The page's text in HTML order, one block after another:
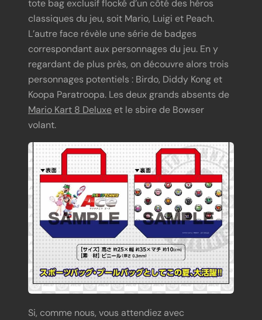
tote bag exclusif flocké d’un côté des héros
classiques du jeu, soit Mario, Luigi et Peach.
L’autre face révèle une série de badges
correspondant aux personnages du jeu. En y
regardant de plus près, on découvre alors trois
personnages potentiels : Birdo, Diddy Kong et
Koopa Paratroopa. Les deux grands absents de
Mario Kart 8 Deluxe et le sbire de Bowser
volant.
Si, comme nous, vous attendiez avec